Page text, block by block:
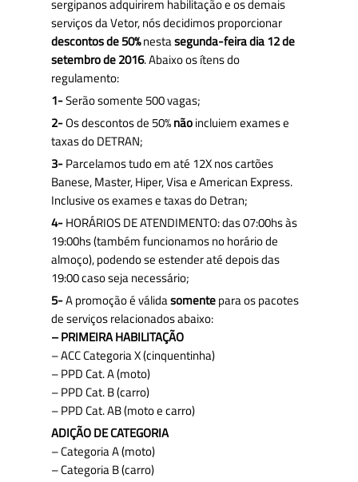
sergipanos adquirirem habilitação e os demais
serviços da Vetor, nós decidimos proporcionar
descontos de 50%nestasegunda-feira dia 12 de
setembro de 2016. Abaixo os ítens do
regulamento:
1-Serão somente 500 vagas;
2-Os descontos de 50%nãoincluiem exames e
taxas do DETRAN;
3-Parcelamos tudo em até 12X nos cartões
Banese, Master, Hiper, Visa e American Express.
Inclusive os exames e taxas do Detran;
4-HORÁRIOS DE ATENDIMENTO: das 07:00hs às
19:00hs (também funcionamos no horário de
almoço), podendo se estender até depois das
19:00 caso seja necessário;
5-A promoção é válidasomentepara os pacotes
de serviços relacionados abaixo:
– PRIMEIRA HABILITAÇÃO
– ACC Categoria X (cinquentinha)
– PPD Cat. A (moto)
– PPD Cat. B (carro)
– PPD Cat. AB (moto e carro)
ADIÇÃO DE CATEGORIA
– Categoria A (moto)
– Categoria B (carro)